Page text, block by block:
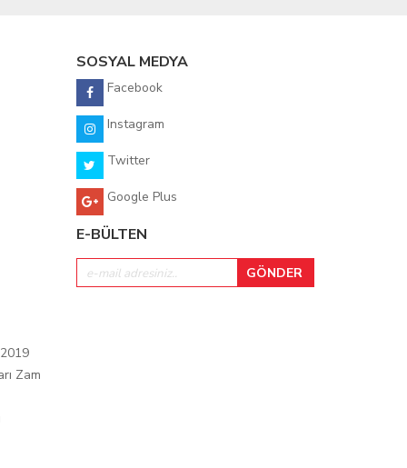
Zam
SOSYAL MEDYA
Facebook
Instagram
Twitter
Google Plus
E-BÜLTEN